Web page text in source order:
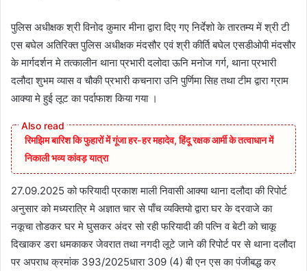
पुलिस अधीक्षक श्री विनोद कुमार मीना द्वारा दिए गए निर्देशो के तारतम्य में श्री टी
एस बघेल अतिरिक्त पुलिस अधीक्षक मंदसौर एवं श्री कीर्ति बघेल एसडीओपी मंदसौर
के मार्गदर्शन मे तत्कालीन थाना प्रभारी दलोदा ऊनि मनोज गर्ग, थाना प्रभारी
दलौदा शुभम व्यास व चौकी प्रभारी कचनारा उनि पुर्णिमा सिह तथा टीम द्वारा ग्राम
आक्या मे हुई लूट का पर्दाफाश किया गया ।
रिमझिम बारिश कि फुहारों में गूंजा हर-हर महादेव, हिंदू रक्षक आर्मी के तत्वाधान में
निकाली भव्य कांवड़ यात्रा
27.09.2025 को फरियादी प्रकाश माली निवासी आक्या थाना दलौदा की रिपोर्ट
अनुसार को मध्यरात्रि मे अज्ञात चार से पाँच व्यक्तियो द्वारा घर के दरवाजे का
नकूचा तोडकर घर मे घुसकर अंदर सो रही फरियादी की पत्नि व बेटी को चाकू
दिखाकर डरा धमकाकर जेवरात तथा नगदी लूटे जाने की रिपोर्ट पर से थाना दलौदा
पर अपराध क्रमांक 393/2025धारा 309 (4) बी एन एस का पंजीबद्ध कर